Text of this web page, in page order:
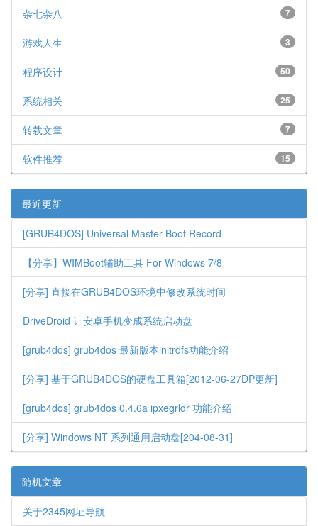
7
杂七杂八
3
游戏人生
50
程序设计
25
系统相关
7
转载文章
15
软件推荐
最近更新
[GRUB4DOS] Universal Master Boot Record
【分享】WIMBoot辅助工具 For Windows 7/8
[分享] 直接在GRUB4DOS环境中修改系统时间
DriveDroid 让安卓手机变成系统启动盘
[grub4dos] grub4dos 最新版本initrdfs功能介绍
[分享] 基于GRUB4DOS的硬盘工具箱[2012-06-27DP更新]
[grub4dos] grub4dos 0.4.6a ipxegrldr 功能介绍
[分享] Windows NT 系列通用启动盘[204-08-31]
随机文章
关于2345网址导航